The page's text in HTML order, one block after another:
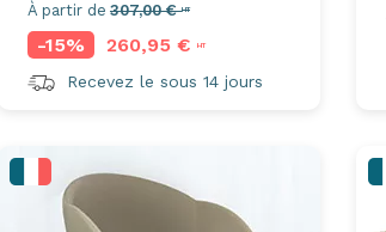
À partir de 307,00 €HT
-15% 260,95 € HT
Recevez le sous 14 jours